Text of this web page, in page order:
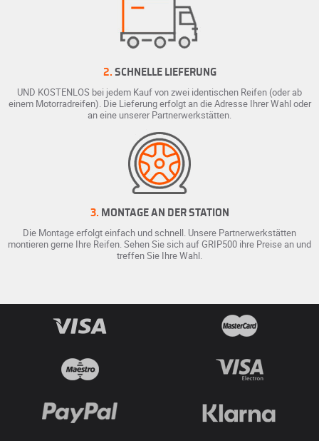
2. SCHNELLE LIEFERUNG
UND KOSTENLOS bei jedem Kauf von zwei identischen Reifen (oder ab
einem Motorradreifen). Die Lieferung erfolgt an die Adresse Ihrer Wahl oder
an eine unserer Partnerwerkstätten.
3. MONTAGE AN DER STATION
Die Montage erfolgt einfach und schnell. Unsere Partnerwerkstätten
montieren gerne Ihre Reifen. Sehen Sie sich auf GRIP500 ihre Preise an und
treffen Sie Ihre Wahl.